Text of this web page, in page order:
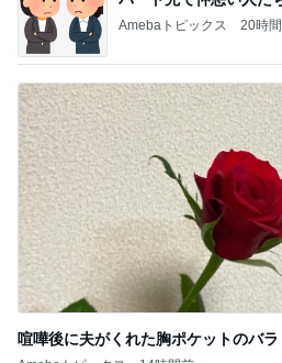
喧嘩後に夫がくれた胸ポケットのバラ
Amebaトピックス 14時間前
記事を読む